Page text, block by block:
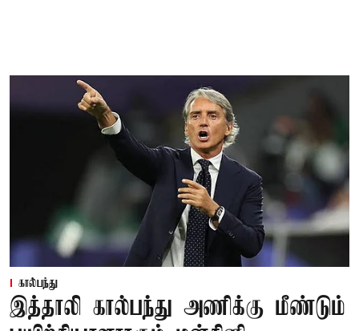
கால்பந்து
இத்தாலி கால்பந்து அணிக்கு மீண்டும்